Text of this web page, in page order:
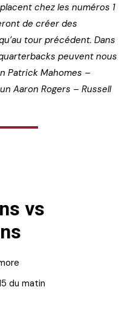
chez les numéros 1
de créer des
tour précédent. Dans
peuvent nous
Patrick Mahomes –
Aaron Rogers – Russell
vs
du matin